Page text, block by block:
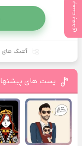
پست بعدی
آهنگ های
پست های